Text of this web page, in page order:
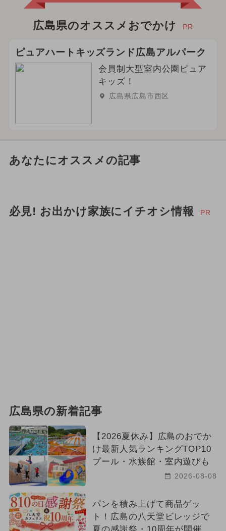
広島県のオススメおでかけ PR
ピュアハートキッズランド広島アルパーク
会員制大型室内公園ピュア
キッズ！
広島県広島市西区
あなたにオススメの記事
必見! お出かけ家族にイチオシ情報 PR
広島県の新着記事
【2026夏休み】広島のおでか
け最新人気ランキングTOP10
プール・水族館・室内遊びも
2026-08-08
パンを積み上げて商品ゲッ
ト！広島の八天堂ビレッジで
夏の感謝祭・10周年が開催